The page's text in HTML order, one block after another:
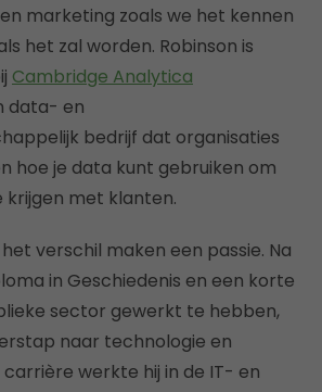
marketing zoals we het kennen
het zal worden. Robinson is
Cambridge Analytica
data- en
bedrijf dat organisaties
hoe je data kunt gebruiken om
met klanten.
verschil maken een passie. Na
in Geschiedenis en een korte
sector gewerkt te hebben,
naar technologie en
carrière werkte hij in de IT- en